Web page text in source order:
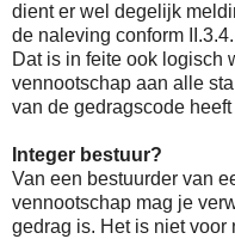
dient er wel degelijk
de naleving conform II.3.4.
Dat is in feite ook logisch
vennootschap aan alle
van de gedragscode
Integer bestuur?
Van een bestuurder van
vennootschap mag je
gedrag is. Het is niet voor